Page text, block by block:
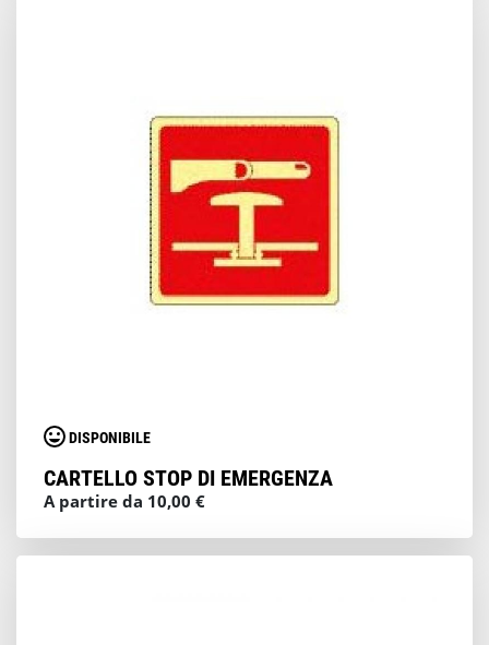
DISPONIBILE
CARTELLO STOP DI EMERGENZA
A partire da 10,00 €